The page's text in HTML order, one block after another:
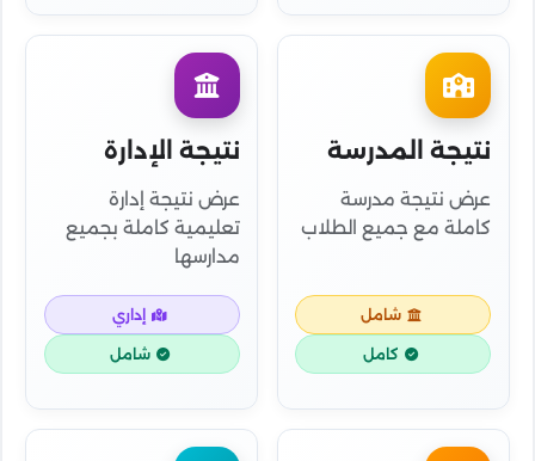
نتيجة المدرسة
عرض نتيجة مدرسة
كاملة مع جميع الطلاب
شامل
كامل
نتيجة الإدارة
عرض نتيجة إدارة
تعليمية كاملة بجميع
مدارسها
إداري
شامل